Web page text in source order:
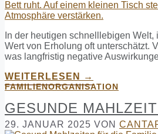
In der heutigen schnelllebigen
Wert von Erholung oft unterschätzt.
was langfristig negative
WEITERLESEN →
FAMILIENORGANISATION
GESUNDE
29. JANUAR 2025 VON